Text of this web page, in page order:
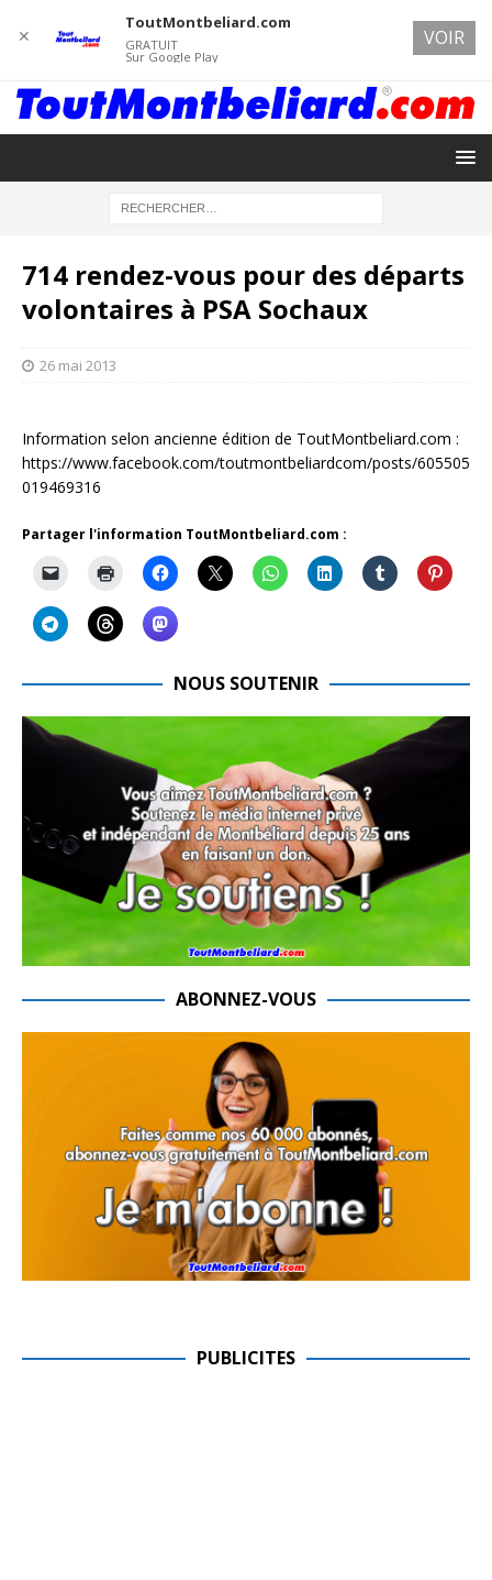
714 rendez-vous pour des départs
volontaires à PSA Sochaux
26 mai 2013
Information selon ancienne édition de ToutMontbeliard.com :
https://www.facebook.com/toutmontbeliardcom/posts/605505
019469316
Partager l'information ToutMontbeliard.com :
NOUS SOUTENIR
ABONNEZ-VOUS
PUBLICITES
✕
ToutMontbeliard.com
GRATUIT
Sur Google Play
VOIR